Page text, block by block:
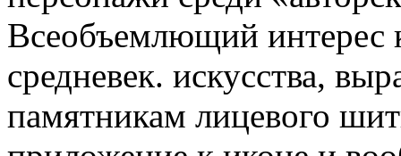
Всеобъемлющий интерес
средневек. искусства,
памятникам лицевого